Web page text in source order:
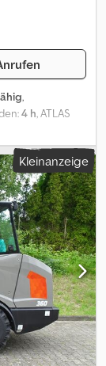
,
4 h , ATLAS
Dieselmotor
Max.
cm³
: EU
(DPF)
inkl.
für
und
und
1250mm
2026
Kleinanzeige